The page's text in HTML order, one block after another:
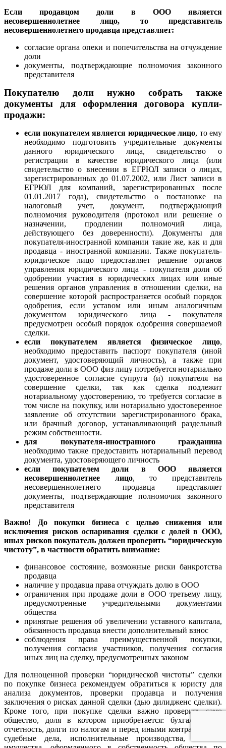
Если продавцом доли в ООО является
несовершеннолетнее лицо, то представитель
несовершеннолетнего продавца представляет:
согласие органа опеки и попечительства на отчуждение
доли
документы, подтверждающие полномочия законного
представителя
Покупателю доли нужно собрать также
документы для оформления договора купли-
продажи:
если покупателем является юридическое лицо, то ему
необходимо подготовить учредительные документы
данного юридического лица, свидетельство о
регистрации в качестве юридического лица (или
свидетельство о внесении в ЕГРЮЛ записи о лицах,
зарегистрированных до 01.07.2002, или Лист записи в
ЕГРЮЛ для компаний, зарегистрированных после
01.01.2017 года), свидетельство о постановке на
налоговый учет, документ, подтверждающий
полномочия руководителя (протокол или решение о
назначении, продлении полномочий лица,
действующего без доверенности). Документы для
покупателя-иностранной компании такие же, как и для
продавца - иностранной компании. Также покупатель-
юридическое лицо предоставляет решение органов
управления юридического лица - покупателя доли об
одобрении участия в юридических лицах или иные
решения органов управления в отношении сделки, на
совершение которой распространяется особый порядок
одобрения, если уставом или иным аналогичным
документом юридического лица - покупателя
предусмотрен особый порядок одобрения совершаемой
сделки.
если покупателем является физическое лицо,
необходимо предоставить паспорт покупателя (иной
документ, удостоверяющий личность), а также при
продаже доли в ООО физ лицу потребуется нотариально
удостоверенное согласие супруга (и) покупателя на
совершение сделки, так как сделка подлежит
нотариальному удостоверению, то требуется согласие в
том числе на покупку, или нотариально удостоверенное
заявление об отсутствии зарегистрированного брака,
или брачный договор, устанавливающий раздельный
режим собственности.
для покупателя-иностранного гражданина
необходимо также предоставить нотариальный перевод
документа, удостоверяющего личность
если покупателем доли в ООО является
несовершеннолетнее лицо, то представитель
несовершеннолетнего продавца представляет
документы, подтверждающие полномочия законного
представителя
Важно! До покупки бизнеса с целью снижения или
исключения рисков оспаривания сделки с долей в ООО,
иных рисков покупатель должен проверить “юридическую
чистоту”, в частности обратить внимание:
финансовое состояние, возможные риски банкротства
продавца
наличие у продавца права отчуждать долю в ООО
ограничения при продаже доли в ООО третьему лицу,
предусмотренные учредительными документами
общества
принятые решения об увеличении уставного капитала,
обязанность продавца внести дополнительный взнос
соблюдения права преимущественной покупки,
получения согласия участников, получения согласия
иных лиц на сделку, предусмотренных законом
Для полноценной проверки “юридической чистоты” сделки
по покупке бизнеса рекомендуем обратиться к юристу для
анализа документов, проверки продавца и получения
заключения о рисках данной сделки (дью дилидженс сделки).
Кроме того, при покупке сделки важно проверить само
общество, доля в котором приобретается: бухгалтерскую
отчетность, долги по налогам и перед иными контрагентами,
судебные дела, исполнительные производства, наличие